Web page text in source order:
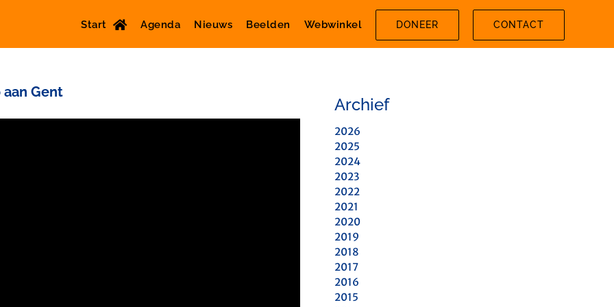
Start Agenda Nieuws Beelden Webwinkel DONEER CONTACT
Gent
Archief
2026
2025
2024
2023
2022
2021
2020
2019
2018
2017
2016
2015